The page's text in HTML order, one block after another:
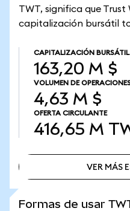
TWT, significa que
capitalización bursátil
CAPITALIZACIÓN BURSÁTIL
163,20 M $
VOLUMEN DE
4,63 M $
OFERTA CIRCULANTE
416,65 M
VER MÁS
Formas de usar